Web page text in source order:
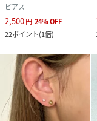
ピアス
2,500円 24%OFF
22ポイント(1倍)